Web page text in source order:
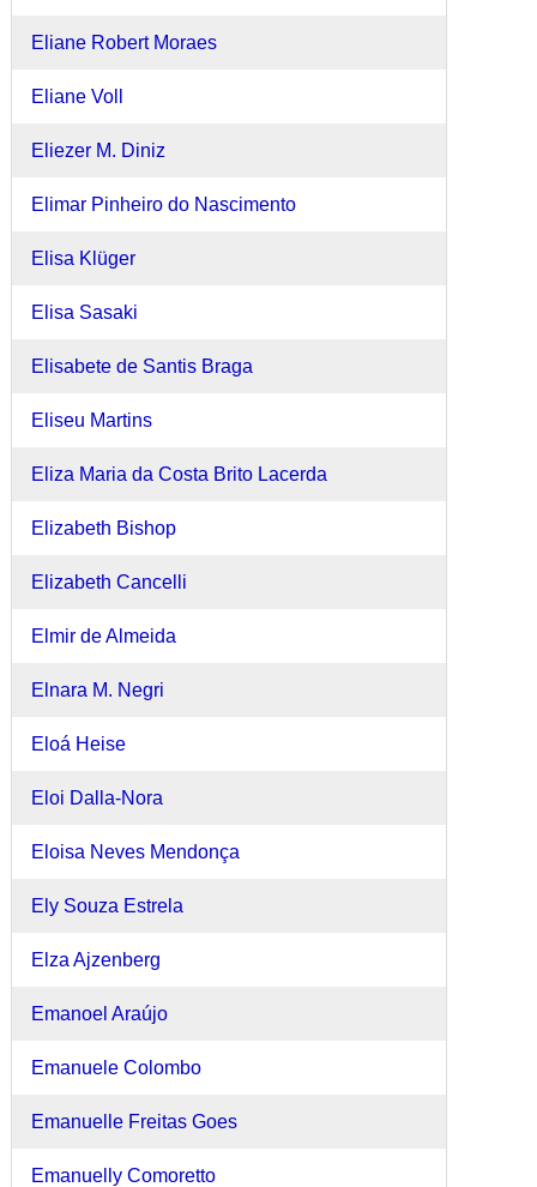
Eliane Robert Moraes
Eliane Voll
Eliezer M. Diniz
Elimar Pinheiro do Nascimento
Elisa Klüger
Elisa Sasaki
Elisabete de Santis Braga
Eliseu Martins
Eliza Maria da Costa Brito Lacerda
Elizabeth Bishop
Elizabeth Cancelli
Elmir de Almeida
Elnara M. Negri
Eloá Heise
Eloi Dalla-Nora
Eloisa Neves Mendonça
Ely Souza Estrela
Elza Ajzenberg
Emanoel Araújo
Emanuele Colombo
Emanuelle Freitas Goes
Emanuelly Comoretto